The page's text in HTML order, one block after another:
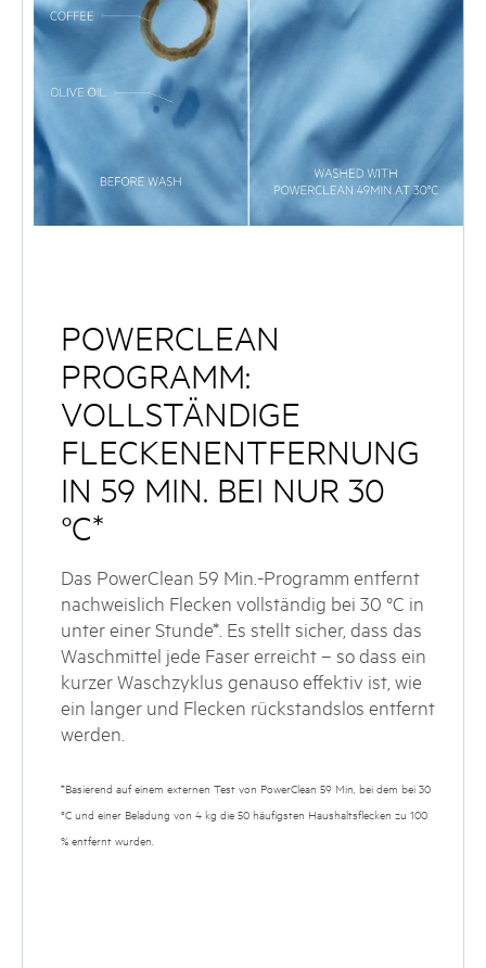
POWERCLEAN
PROGRAMM:
VOLLSTÄNDIGE
FLECKENENTFERNUNG
IN 59 MIN. BEI NUR 30
°C*
Das PowerClean 59 Min.-Programm entfernt
nachweislich Flecken vollständig bei 30 °C in
unter einer Stunde*. Es stellt sicher, dass das
Waschmittel jede Faser erreicht – so dass ein
kurzer Waschzyklus genauso effektiv ist, wie
ein langer und Flecken rückstandslos entfernt
werden.
*Basierend auf einem externen Test von PowerClean 59 Min, bei dem bei 30
°C und einer Beladung von 4 kg die 50 häufigsten Haushaltsflecken zu 100
% entfernt wurden.